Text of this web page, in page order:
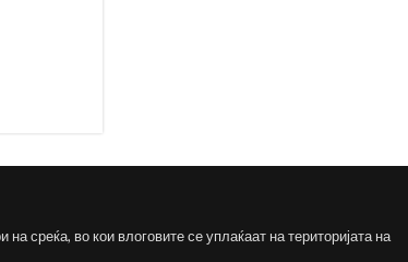
среќа, во кои влоговите се уплаќаат на територијата на